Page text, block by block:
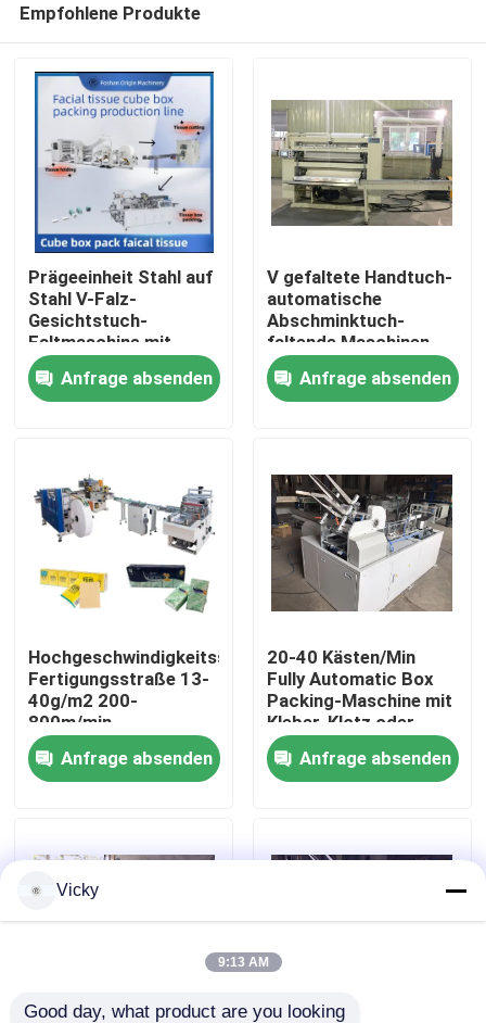
Zu Hause
Über uns
Werksbesichtigung
Qualitätskontrolle
Kontakt mit uns
Seidenpapier-Fertigungsstraße
Empfohlene Produkte
Prägeeinheit Stahl auf
Stahl V-Falz-
Gesichtstuch-
Faltmaschine mit
automatischem
Transfer
Anfrage absenden
V gefaltete Handtuch-
automatische
Abschminktuch-
faltende Maschinen-
weiche Kasten-
Verpackung
Anfrage absenden
Hochgeschwindigkeitsseidenpapier-
Fertigungsstraße 13-
40g/m2 200-
800m/min
Anfrage absenden
20-40 Kästen/Min
Fully Automatic Box
Packing-Maschine mit
Kleber-Klotz oder
Band-Säge
Anfrage absenden
Vicky
9:13 AM
Good day, what product are you looking